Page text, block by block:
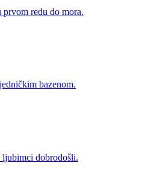
prvom redu do mora.
bazenom.
ljubimci dobrodošli.